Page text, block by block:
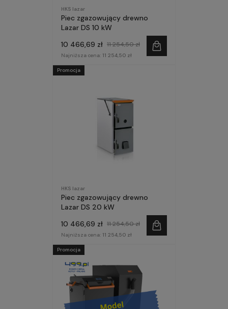
HKS lazar
Piec zgazowujący drewno
Lazar DS 10 kW
10 466,69 zł 11 254,50 zł
Najniższa cena: 11 254,50 zł
HKS lazar
Piec zgazowujący drewno
Lazar DS 20 kW
10 466,69 zł 11 254,50 zł
Najniższa cena: 11 254,50 zł
Promocja
Promocja